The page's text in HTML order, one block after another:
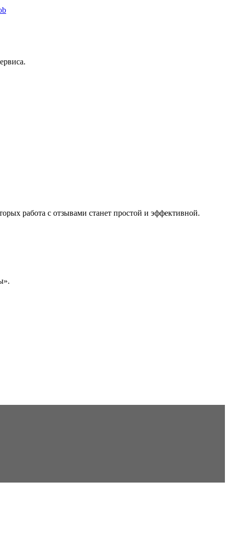
работа с отзывами станет простой и эффективной.